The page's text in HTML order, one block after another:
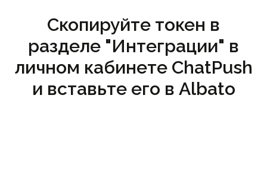
Скопируйте токен в
разделе "Интеграции" в
личном кабинете ChatPush
и вставьте его в Albato